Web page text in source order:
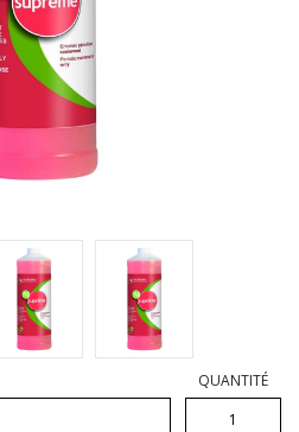
QUANTITÉ